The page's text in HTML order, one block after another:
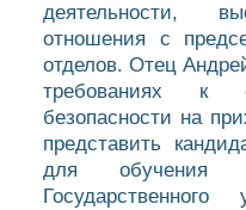
деятельности,
отношения с
отделов. Отец
требованиях к
безопасности на
представить
для обучения
Государственного